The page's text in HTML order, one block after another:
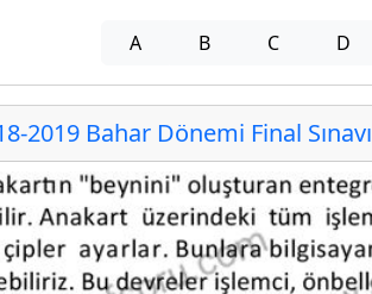
A B C D
2019 Bahar Dönemi Final Sınavı